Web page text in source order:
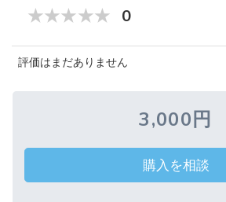
0
評価はまだありません
3,000円
購入を相談